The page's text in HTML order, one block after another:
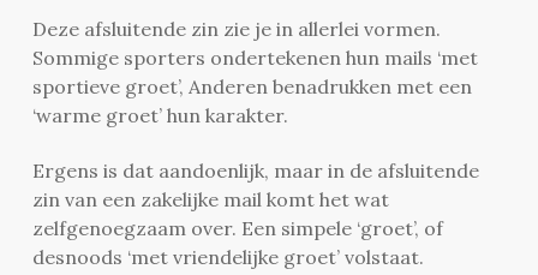
Deze afsluitende zin zie je in allerlei vormen.
Sommige sporters ondertekenen hun mails ‘met
sportieve groet’, Anderen benadrukken met een
‘warme groet’ hun karakter.
Ergens is dat aandoenlijk, maar in de afsluitende
zin van een zakelijke mail komt het wat
zelfgenoegzaam over. Een simpele ‘groet’, of
desnoods ‘met vriendelijke groet’ volstaat.